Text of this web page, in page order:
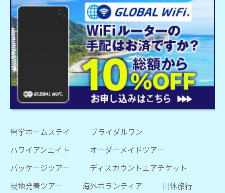
留学ホームステイ
ブライダルワン
ハワイアンエイト
オーダーメイドツアー
パッケージツアー
ディスカウントエアチケット
現地発着ツアー
海外ボランティア
団体旅行